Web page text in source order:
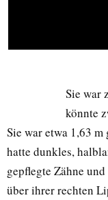
Sie war
könnte
Sie war etwa 1,63
hatte dunkles,
gepflegte Zähne
über ihrer rechten